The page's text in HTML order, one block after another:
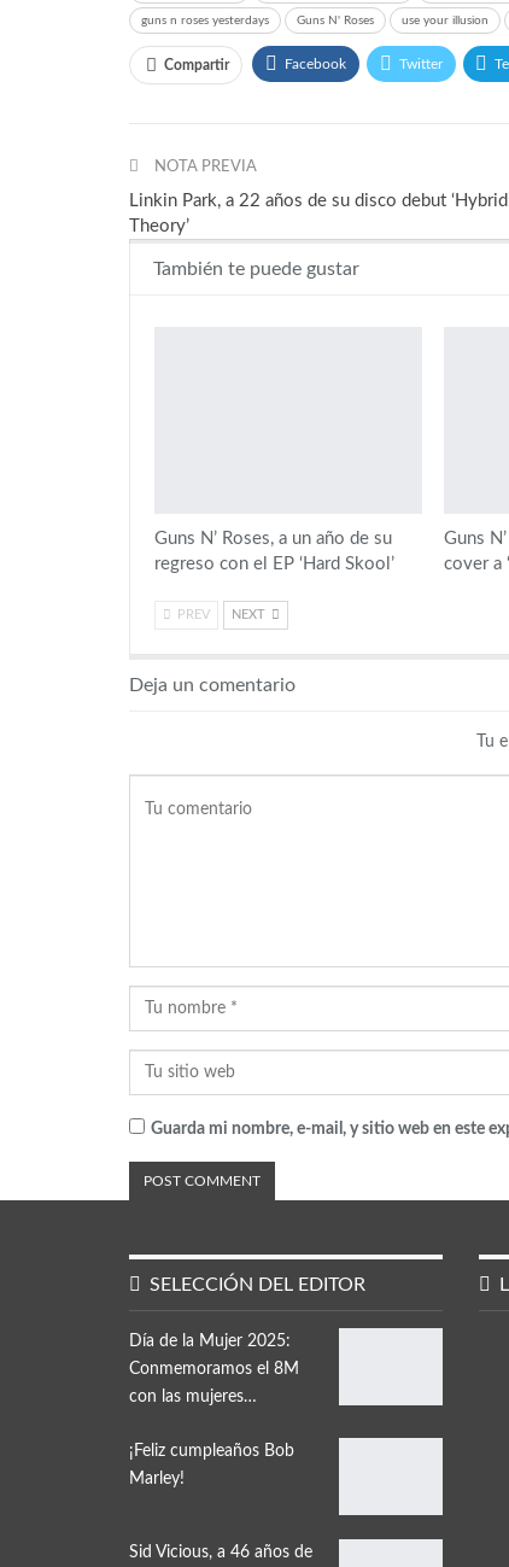
guns n roses yesterdays Guns N' Roses use your illusion
Compartir Facebook Twitter
NOTA PREVIA
Linkin Park, a 22 años de su disco debut ‘Hybrid
Theory’
También te puede gustar
Guns N’ Roses, a un año de su
regreso con el EP ‘Hard Skool’
Guns
cover a
PREV NEXT
Deja un comentario
Tu
Guarda mi nombre, e-mail, y sitio web en este
SELECCIÓN DEL EDITOR
Día de la Mujer 2025:
Conmemoramos el 8M
con las mujeres…
¡Feliz cumpleaños Bob
Marley!
Sid Vicious, a 46 años de